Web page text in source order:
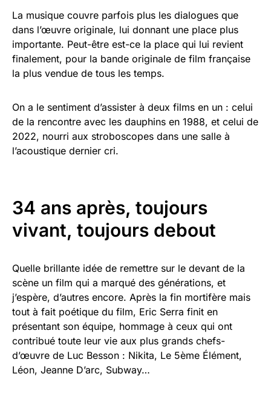
La musique couvre parfois plus les dialogues que
dans l’œuvre originale, lui donnant une place plus
importante. Peut-être est-ce la place qui lui revient
finalement, pour la bande originale de film française
la plus vendue de tous les temps.
On a le sentiment d’assister à deux films en un : celui
de la rencontre avec les dauphins en 1988, et celui de
2022, nourri aux stroboscopes dans une salle à
l’acoustique dernier cri.
34 ans après, toujours
vivant, toujours debout
Quelle brillante idée de remettre sur le devant de la
scène un film qui a marqué des générations, et
j’espère, d’autres encore. Après la fin mortifère mais
tout à fait poétique du film, Eric Serra finit en
présentant son équipe, hommage à ceux qui ont
contribué toute leur vie aux plus grands chefs-
d’œuvre de Luc Besson : Nikita, Le 5ème Élément,
Léon, Jeanne D’arc, Subway…